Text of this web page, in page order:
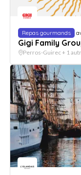
Repas gourmands
Gigi Family
Perros-Guirec + 1